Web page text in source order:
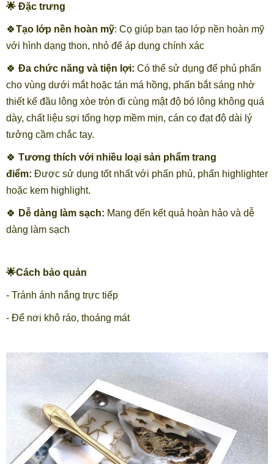
🌟 Đặc trưng
🍀Tạo lớp nền hoàn mỹ: Cọ giúp bạn tạo lớp nền hoàn mỹ
với hình dạng thon, nhỏ để áp dụng chính xác
🍀 Đa chức năng và tiện lợi: Có thể sử dụng để phủ phấn
cho vùng dưới mắt hoặc tán má hồng, phấn bắt sáng nhờ
thiết kế đầu lông xòe tròn đi cùng mật độ bó lông không quá
dày, chất liệu sợi tổng hợp mềm mịn, cán cọ đạt độ dài lý
tưởng cầm chắc tay.
🍀 Tương thích với nhiều loại sản phẩm trang
điểm: Được sử dụng tốt nhất với phấn phủ, phấn highlighter
hoặc kem highlight.
🍀 Dễ dàng làm sạch: Mang đến kết quả hoàn hảo và dễ
dàng làm sạch
🌟Cách bảo quản
- Tránh ánh nắng trực tiếp
- Để nơi khô ráo, thoáng mát